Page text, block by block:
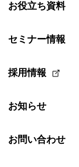
お役立ち資料
セミナー情報
採用情報
お知らせ
お問い合わせ